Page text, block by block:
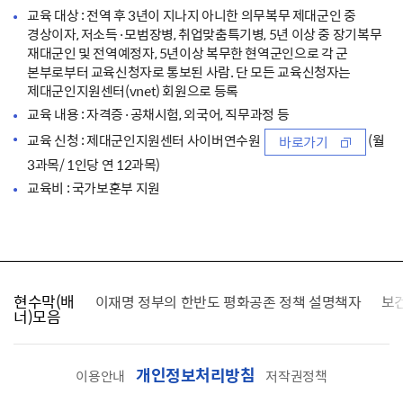
교육 대상 : 전역 후 3년이 지나지 아니한 의무복무 제대군인 중
경상이자, 저소득·모범장병, 취업맞춤특기병, 5년 이상 중 장기복무
재대군인 및 전역예정자, 5년이상 복무한 현역군인으로 각 군
본부로부터 교육신청자로 통보된 사람. 단 모든 교육신청자는
제대군인지원센터(vnet) 회원으로 등록
교육 내용 : 자격증·공채시험, 외국어, 직무과정 등
교육 신청 : 제대군인지원센터 사이버연수원
바로가기
(월
3과목/ 1인당 연 12과목)
교육비 : 국가보훈부 지원
현수막(배
너)모음
찾습니다 이재명 정부의 한반도 평화공존 정책 설명책자 보
이용안내 개인정보처리방침 저작권정책